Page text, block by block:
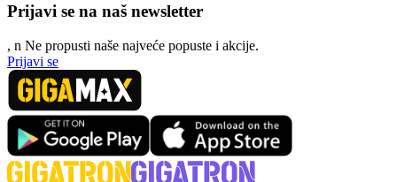
Prijavi se na naš newsletter
, n Ne propusti naše najveće popuste i akcije.
Prijavi se